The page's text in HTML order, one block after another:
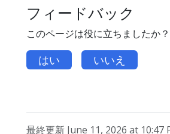
フィードバック
このページは役に立ちましたか？
はい いいえ
最終更新 June 11, 2026 at 10:47